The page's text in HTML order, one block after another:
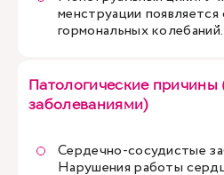
менструации
гормональных колебаний.
Патологические причины
заболеваниями)
Сердечно-сосудистые
Нарушения работы